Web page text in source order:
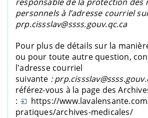
personnels à l’adresse courriel
prp.cissslav@ssss.gouv.qc.ca
Pour plus de détails sur la
ou pour toute autre question,
l'adresse courriel
suivante :
référez-vous à la page des
:
https://
pratiques/archives-medicales/